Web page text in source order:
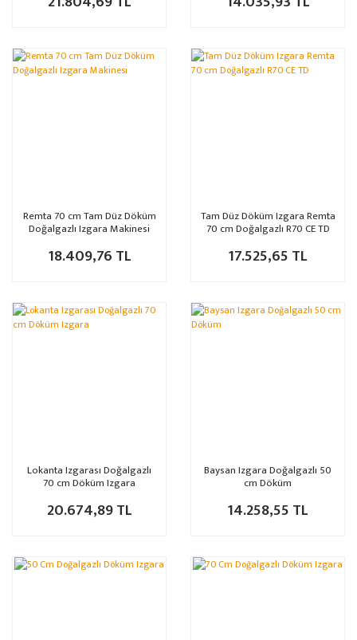
Remta 70 cm Tam Düz Döküm
Doğalgazlı Izgara Makinesi
18.409,76 TL
Tam Düz Döküm Izgara Remta
70 cm Doğalgazlı R70 CE TD
17.525,65 TL
Lokanta Izgarası Doğalgazlı
70 cm Döküm Izgara
20.674,89 TL
Baysan Izgara Doğalgazlı 50
cm Döküm
14.258,55 TL